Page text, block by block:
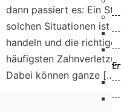
dann passiert es: Ein
solchen Situationen ist
handeln und die richtige
häufigsten
Dabei können ganze […]